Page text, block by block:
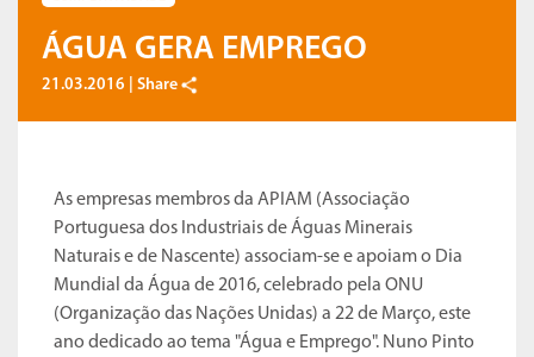
ÁGUA GERA EMPREGO
21.03.2016 | Share
As empresas membros da APIAM (Associação
Portuguesa dos Industriais de Águas Minerais
Naturais e de Nascente) associam-se e apoiam o Dia
Mundial da Água de 2016, celebrado pela ONU
(Organização das Nações Unidas) a 22 de Março, este
ano dedicado ao tema "Água e Emprego". Nuno Pinto